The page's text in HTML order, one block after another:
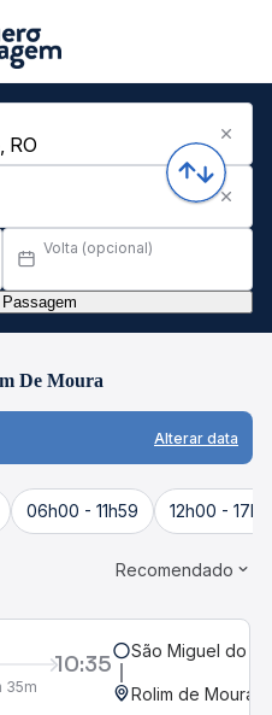
Volta (opcional)
De Moura
Alterar data
06h00 - 11h59 12h00 -
Recomendado
10:35
35m
São Miguel do
Rolim de Moura,